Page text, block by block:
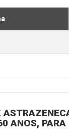
ANOS,